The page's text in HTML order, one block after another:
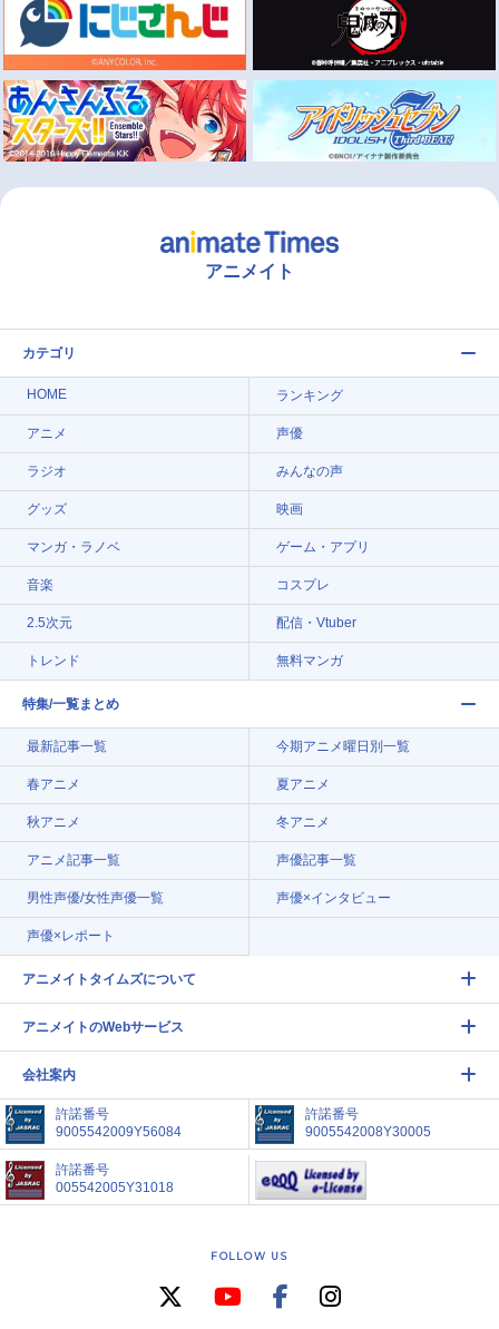
アニメイト
カテゴリ
HOME ランキング
アニメ 声優
ラジオ みんなの声
グッズ 映画
マンガ・ラノベ ゲーム・アプリ
音楽 コスプレ
2.5次元 配信・Vtuber
トレンド 無料マンガ
特集/一覧まとめ
最新記事一覧 今期アニメ曜日別一覧
春アニメ 夏アニメ
秋アニメ 冬アニメ
アニメ記事一覧 声優記事一覧
男性声優/女性声優一覧 声優×インタビュー
声優×レポート
アニメイトタイムズについて
アニメイトのWebサービス
会社案内
許諾番号
9005542009Y56084
許諾番号
9005542008Y30005
許諾番号
005542005Y31018
FOLLOW US